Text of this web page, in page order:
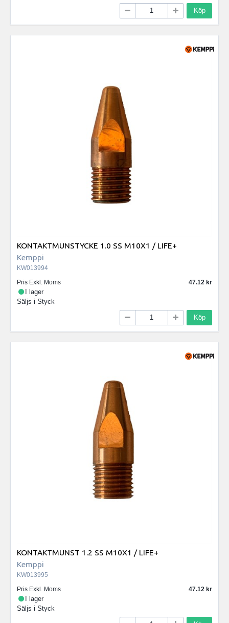
Köp
KONTAKTMUNSTYCKE 1.0 SS M10X1 / LIFE+
Kemppi
KW013994
Pris Exkl. Moms
47.12
I lager
Säljs i Styck
Köp
KONTAKTMUNST 1.2 SS M10X1 / LIFE+
Kemppi
KW013995
Pris Exkl. Moms
47.12
I lager
Säljs i Styck